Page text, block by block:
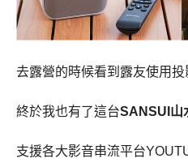
去露營的時候看到露友使用投
終於我也有了這台SANSUI山
支援各大影音串流平台